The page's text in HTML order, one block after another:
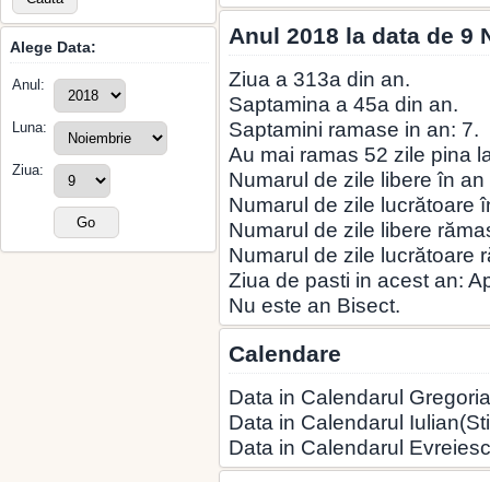
Alege Data:
Anul:
Luna:
Ziua:
Anul 2018 la data de 9
Ziua a 313a din an.
Saptamina a 45a din an.
Saptamini ramase in an: 7.
Au mai ramas 52 zile pina
Numarul de zile libere în
Numarul de zile lucrătoare
Numarul de zile libere
Numarul de zile lucrătoare
Ziua de pasti in acest an:
Nu este an Bisect.
Calendare
Data in Calendarul
Data in Calendarul
Data in Calendarul